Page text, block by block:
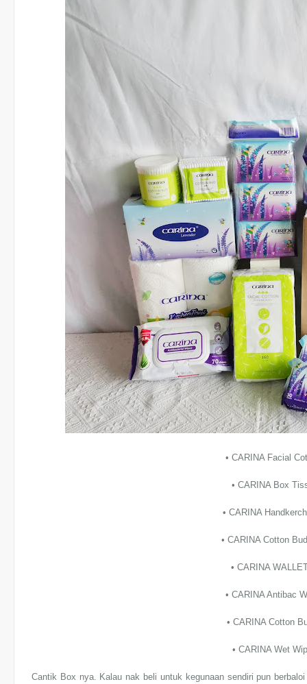
• CARINA Facial
• CARINA Box
• CARINA
• CARINA Cotton
• CARINA
• CARINA Antibac
• CARINA Cotton
• CARINA Wet
Cantik Box nya. Kalau nak beli untuk kegunaan sendiri pun